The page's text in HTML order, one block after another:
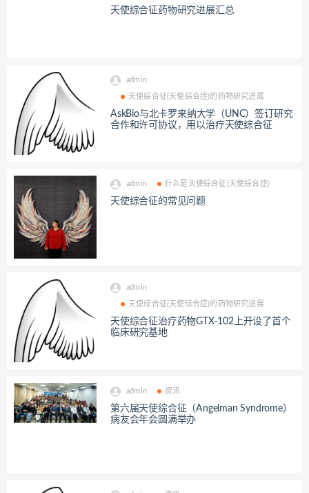
天使综合征药物研究进展汇总
admin
天使综合征(天使综合症)的药物研究进展
AskBio与北卡罗来纳大学（UNC）签订研究
合作和许可协议，用以治疗天使综合征
admin 什么是天使综合征(天使综合症)
天使综合征的常见问题
admin
天使综合征(天使综合症)的药物研究进展
天使综合征治疗药物GTX-102上开设了首个
临床研究基地
admin 资讯
第六届天使综合征（Angelman Syndrome）
病友会年会圆满举办